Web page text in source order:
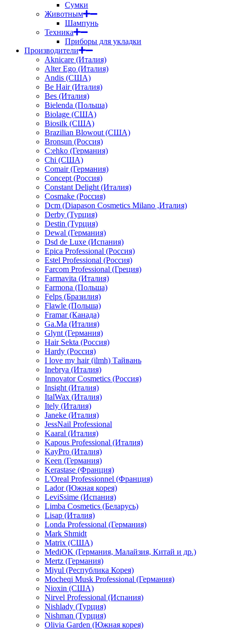
Сумки
Животным
Шампунь
Техника
Приборы для укладки
Производители
Aknicare (Италия)
Alter Ego (Италия)
Andis (США)
Be Hair (Италия)
Bes (Италия)
Bielenda (Польша)
Biolage (США)
Biosilk (США)
Brazilian Blowout (США)
Bronsun (Россия)
C:ehko (Германия)
Chi (США)
Comair (Германия)
Concept (Россия)
Constant Delight (Италия)
Cosmake (Россия)
Dcm (Diapason Cosmetics Milano ,Италия)
Derby (Турция)
Destin (Турция)
Dewal (Германия)
Dsd de Luxe (Испания)
Epica Professional (Россия)
Estel Professional (Россия)
Farcom Professional (Греция)
Farmavita (Италия)
Farmona (Польша)
Felps (Бразилия)
Flawle (Польша)
Framar (Канада)
Ga.Ma (Италия)
Glynt (Германия)
Hair Sekta (Россия)
Hardy (Россия)
I love my hair (ilmh) Тайвань
Inebrya (Италия)
Innovator Cosmetics (Россия)
Insight (Италия)
ItalWax (Италия)
Itely (Италия)
Janeke (Италия)
JessNail Professional
Kaaral (Италия)
Kapous Professional (Италия)
KayPro (Италия)
Keen (Германия)
Kerastase (Франция)
L'Oreal Professionnel (Франция)
Lador (Южная корея)
LeviSsime (Испания)
Limba Cosmetics (Беларусь)
Lisap (Италия)
Londa Professional (Германия)
Mark Shmidt
Matrix (США)
MediOK (Германия, Малайзия, Китай и др.)
Mertz (Германия)
Miyul (Республика Корея)
Mocheqi Musk Professional (Германия)
Nioxin (США)
Nirvel Professional (Испания)
Nishlady (Турция)
Nishman (Турция)
Olivia Garden (Южная корея)